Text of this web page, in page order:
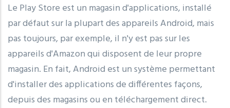
Le Play Store est un magasin d'applications, installé
par défaut sur la plupart des appareils Android, mais
pas toujours, par exemple, il n'y est pas sur les
appareils d'Amazon qui disposent de leur propre
magasin. En fait, Android est un système permettant
d'installer des applications de différentes façons,
depuis des magasins ou en téléchargement direct.